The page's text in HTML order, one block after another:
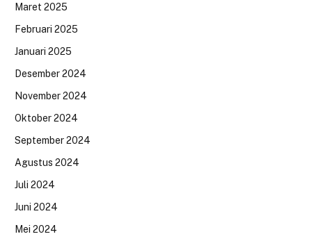
Maret 2025
Februari 2025
Januari 2025
Desember 2024
November 2024
Oktober 2024
September 2024
Agustus 2024
Juli 2024
Juni 2024
Mei 2024